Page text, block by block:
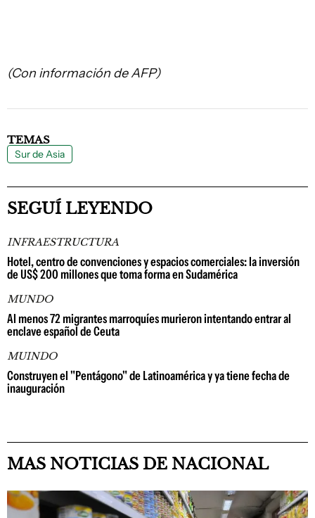
(Con información de AFP)
TEMAS
Sur de Asia
SEGUÍ LEYENDO
INFRAESTRUCTURA
Hotel, centro de convenciones y espacios comerciales: la inversión
de US$ 200 millones que toma forma en Sudamérica
MUNDO
Al menos 72 migrantes marroquíes murieron intentando entrar al
enclave español de Ceuta
MUINDO
Construyen el "Pentágono" de Latinoamérica y ya tiene fecha de
inauguración
MAS NOTICIAS DE NACIONAL